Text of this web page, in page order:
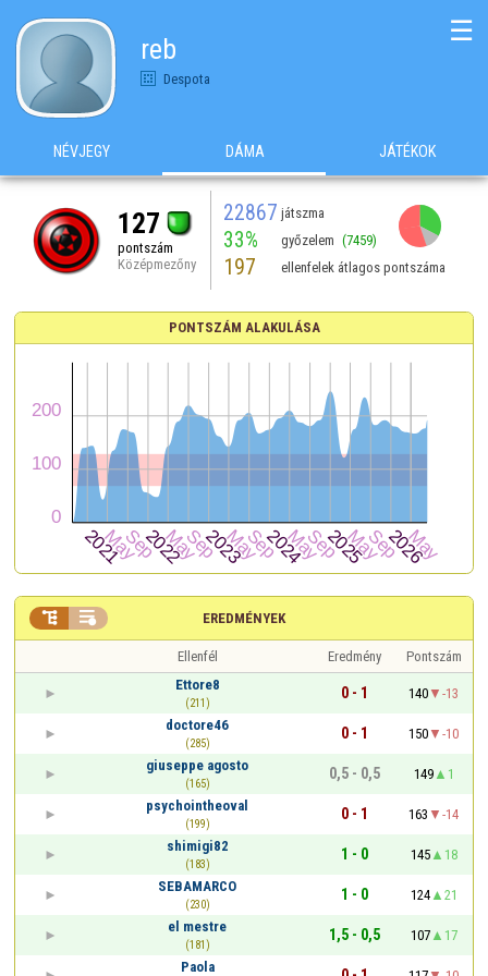
reb
Despota
☰
NÉVJEGY DÁMA JÁTÉKOK
127
pontszám
Középmezőny
22867 játszma
33% győzelem (7459)
197 ellenfelek átlagos pontszáma
PONTSZÁM ALAKULÁSA
EREDMÉNYEK
 
Ellenfél Eredmény
Pontszám
Ettore8
(211)
0 - 1 140
-13
doctore46
(285)
0 - 1 150
-10
giuseppe agosto
(165)
0,5 - 0,5 149
1
psychointheoval
(199)
0 - 1 163
-14
shimigi82
(183)
1 - 0 145
18
SEBAMARCO
(230)
1 - 0 124
21
el mestre
(181)
1,5 - 0,5 107
17
Paola